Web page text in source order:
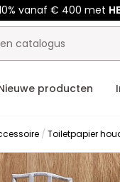
vanaf € 400 met
producten
Toiletpapier